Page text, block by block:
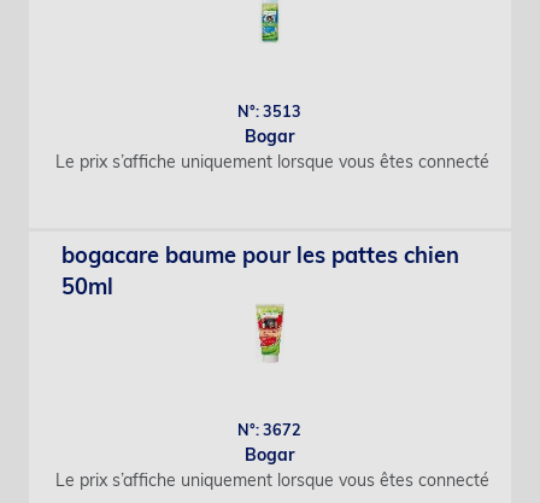
N°: 3513
Bogar
Le prix s’affiche uniquement lorsque vous êtes connecté
bogacare baume pour les pattes chien
50ml
N°: 3672
Bogar
Le prix s’affiche uniquement lorsque vous êtes connecté